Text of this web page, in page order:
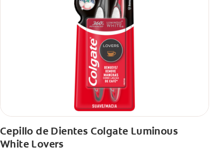
Cepillo de Dientes Colgate Luminous
White Lovers